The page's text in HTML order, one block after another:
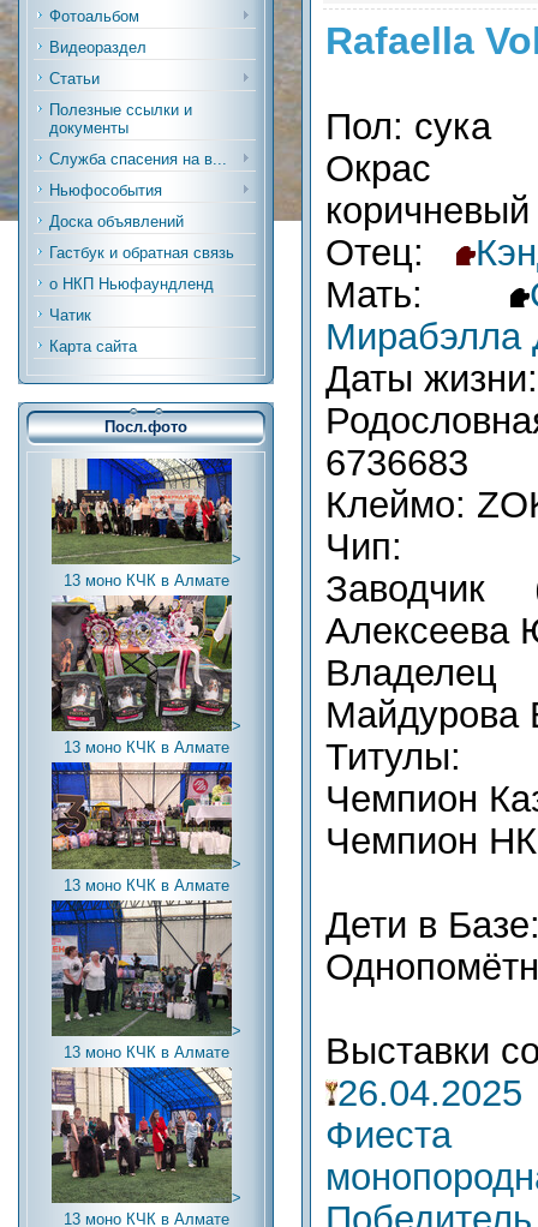
Фотоальбом
Видеораздел
Статьи
Полезные ссылки и
документы
Служба спасения на в...
Ньюфособытия
Доска объявлений
Гастбук и обратная связь
о НКП Ньюфаундленд
Чатик
Карта сайта
Посл.фото
>
13 моно КЧК в Алмате
>
13 моно КЧК в Алмате
>
13 моно КЧК в Алмате
>
13 моно КЧК в Алмате
>
13 моно КЧК в Алмате
Rafaella
Пол: сука
Окрас
коричневый
Отец:
Мать:
Мирабэлла
Даты
6736683
Клеймо:
Чип:
Заводчик
Алексеева
Владелец
Майдурова
Титулы:
Чемпион
Чемпион
Дети в
Выставки
Фиеста